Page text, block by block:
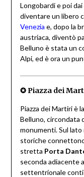
Longobardi e poi
diventare un libero
Venezia e, dopo la
austriaca, diventò
Belluno è stata un
Alpi, ed è ora un
✪Piazza dei
Piazza dei Martiri è
Belluno, circondata
monumenti. Sul lato
storiche
stretta Porta
seconda adiacente
settentrionale